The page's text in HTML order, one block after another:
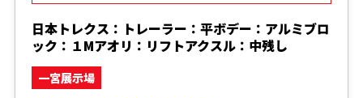
日本トレクス：トレーラー：平ボデー：アルミブロ
ック：１Mアオリ：リフトアクスル：中残し
一宮展示場